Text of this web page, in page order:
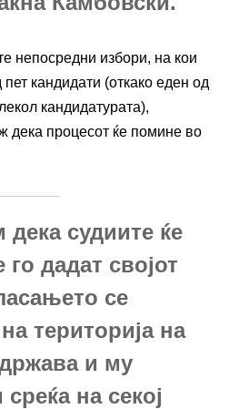
непосредни избори, на кои
кандидати (откако еден од
кандидатурата),
дека процесот ќе помине во
судиите ќе
го дадат својот
се
територија на
и му
на секој